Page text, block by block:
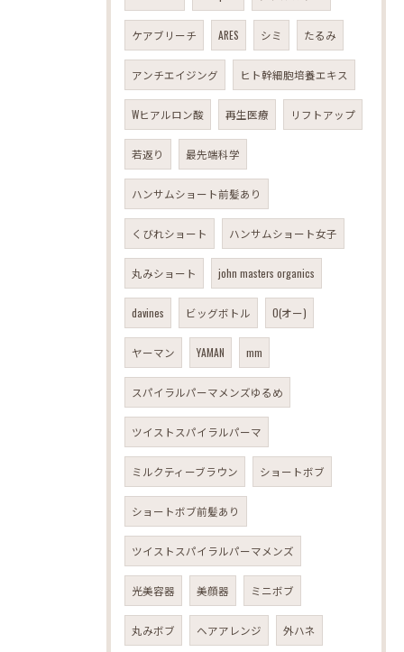
ケアブリーチ ARES シミ たるみ
アンチエイジング ヒト幹細胞培養エキス
Wヒアルロン酸 再生医療 リフトアップ
若返り 最先端科学
ハンサムショート前髪あり
くびれショート ハンサムショート女子
丸みショート john masters organics
davines ビッグボトル O(オー)
ヤーマン YAMAN mm
スパイラルパーマメンズゆるめ
ツイストスパイラルパーマ
ミルクティーブラウン ショートボブ
ショートボブ前髪あり
ツイストスパイラルパーマメンズ
光美容器 美顔器 ミニボブ
丸みボブ ヘアアレンジ 外ハネ